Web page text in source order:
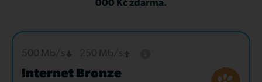
000 Kč zdarma.
Internet Bronze